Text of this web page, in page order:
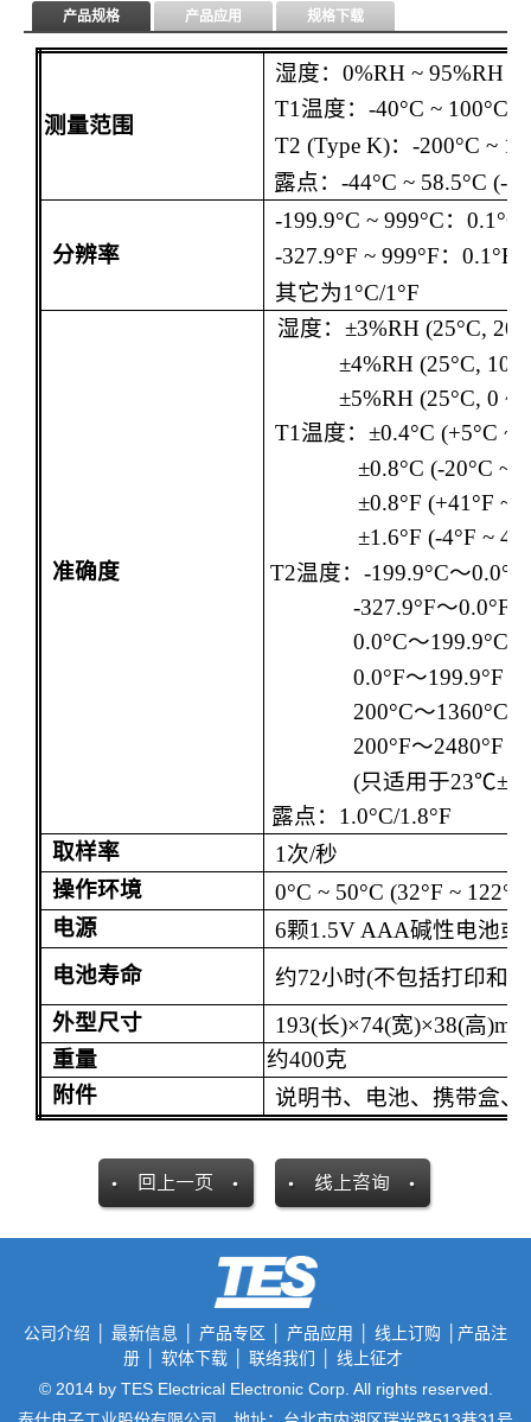
产品规格 产品应用 规格下载
测量范围
湿度：0%RH ~ 95%RH
T1温度：-40°C ~ 100°C
T2 (Type K)：-200°C ~
露点： -44°C ~ 58.5°C (-
分辨率
-199.9°C ~ 999°C：0.1°C
-327.9°F ~ 999°F：0.1°F
其它为1°C/1 °F
准确度
湿度： ±3%RH (25°C, 20
±4%RH (25°C, 10
±5%RH (25°C, 0 ~
T1温度：±0.4°C (+5°C ~
±0.8°C (-20°C ~
±0.8°F (+41°F ~
±1.6°F (-4°F ~
T2温度： -199.9°C～0.0°C
-327.9°F～0.0°F
0.0°C～199.9°C
0.0°F～199.9°F
200°C～1360°C
200°F～2480°F
(只适用于23℃±
露点： 1.0°C/1.8°F
取样率
1 次/秒
操作环境
0°C ~ 50°C (32°F ~
电源
6颗1.5V AAA碱性电池或
电池寿命
约72小时(不包括打印和
外型尺寸
193(长)×74(宽)×38(高)mm
重量
约400克
附件
说明书、电池、携带盒、
公司介绍 最新信息 产品专区 产品应用 线上订购
产品注
册
软体下载 联络我们
线上征才
© 2014 by TES Electrical Electronic Corp. All rights reserved.